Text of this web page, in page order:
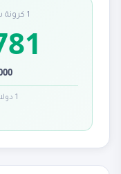
1 كرونة سويدية (SEK) = 0.14781 C$
C$
C$
1 دولار كندي (CAD) = 6.7657 kr